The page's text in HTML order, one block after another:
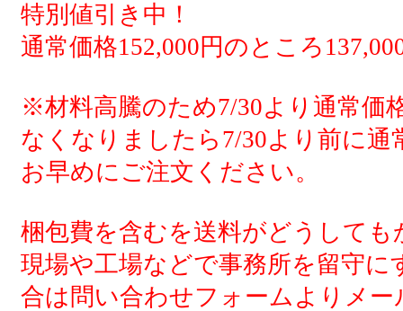
特別値引き中！
通常価格152,000円のところ
※材料高騰のため7/30より通常価
なくなりましたら7/30より前に通
お早めにご注文ください。
梱包費を含むを送料がどうしても
現場や工場などで事務所を留守
合は問い合わせフォームよりメ